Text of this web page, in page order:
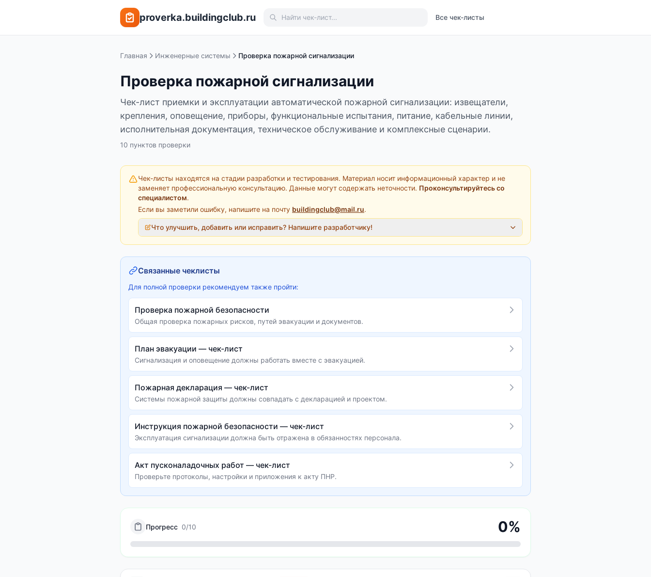
proverka.buildingclub.ru Все чек-листы
Главная Инженерные системы Проверка пожарной сигнализации
Проверка пожарной сигнализации
Чек-лист приемки и эксплуатации автоматической пожарной сигнализации: извещатели,
крепления, оповещение, приборы, функциональные испытания, питание, кабельные линии,
исполнительная документация, техническое обслуживание и комплексные сценарии.
10 пунктов проверки
Чек-листы находятся на стадии разработки и тестирования. Материал носит информационный характер и не
заменяет профессиональную консультацию. Данные могут содержать неточности. Проконсультируйтесь со
специалистом.
Если вы заметили ошибку, напишите на почту buildingclub@mail.ru.
Что улучшить, добавить или исправить? Напишите разработчику!
Связанные чеклисты
Для полной проверки рекомендуем также пройти:
Проверка пожарной безопасности
Общая проверка пожарных рисков, путей эвакуации и документов.
План эвакуации — чек-лист
Сигнализация и оповещение должны работать вместе с эвакуацией.
Пожарная декларация — чек-лист
Системы пожарной защиты должны совпадать с декларацией и проектом.
Инструкция пожарной безопасности — чек-лист
Эксплуатация сигнализации должна быть отражена в обязанностях персонала.
Акт пусконаладочных работ — чек-лист
Проверьте протоколы, настройки и приложения к акту ПНР.
Прогресс 0/10 0%